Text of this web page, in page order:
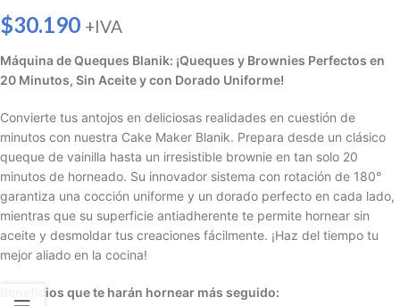
$30.190 +IVA
Máquina de Queques Blanik: ¡Queques y Brownies Perfectos en
20 Minutos, Sin Aceite y con Dorado Uniforme!
Convierte tus antojos en deliciosas realidades en cuestión de
minutos con nuestra Cake Maker Blanik. Prepara desde un clásico
queque de vainilla hasta un irresistible brownie en tan solo 20
minutos de horneado. Su innovador sistema con rotación de 180°
garantiza una cocción uniforme y un dorado perfecto en cada lado,
mientras que su superficie antiadherente te permite hornear sin
aceite y desmoldar tus creaciones fácilmente. ¡Haz del tiempo tu
mejor aliado en la cocina!
Beneficios que te harán hornear más seguido: